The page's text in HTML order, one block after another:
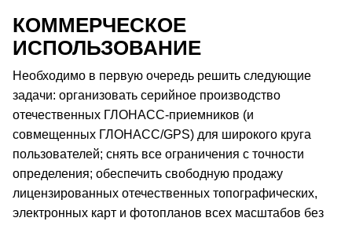
КОММЕРЧЕСКОЕ
ИСПОЛЬЗОВАНИЕ
Необходимо в первую очередь решить следующие
задачи: организовать серийное производство
отечественных ГЛОНАСС-приемников (и
совмещенных ГЛОНАСС/GPS) для широкого круга
пользователей; снять все ограничения с точности
определения; обеспечить свободную продажу
лицензированных отечественных топографических,
электронных карт и фотопланов всех масштабов без